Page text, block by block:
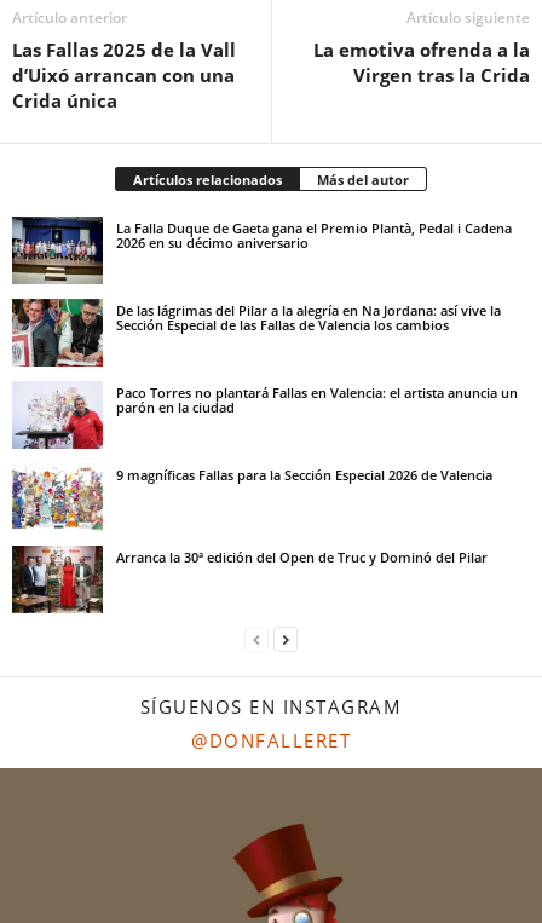
Artículo anterior
Las Fallas 2025 de la Vall
d’Uixó arrancan con una
Crida única
Artículo siguiente
La emotiva ofrenda a la
Virgen tras la Crida
Artículos relacionados Más del autor
La Falla Duque de Gaeta gana el Premio Plantà, Pedal i Cadena
2026 en su décimo aniversario
De las lágrimas del Pilar a la alegría en Na Jordana: así vive la
Sección Especial de las Fallas de Valencia los cambios
Paco Torres no plantará Fallas en Valencia: el artista anuncia un
parón en la ciudad
9 magníficas Fallas para la Sección Especial 2026 de Valencia
Arranca la 30ª edición del Open de Truc y Dominó del Pilar
SÍGUENOS EN INSTAGRAM
@DONFALLERET